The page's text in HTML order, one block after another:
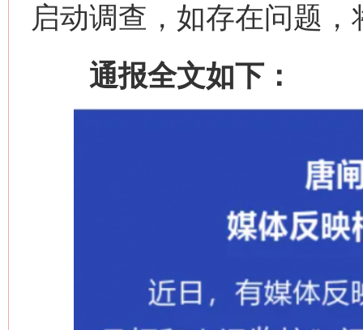
启动调查，如存在问题
通报全文如下：